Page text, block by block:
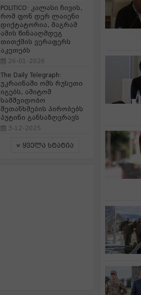
POLITICO: კალასი ჩივის,
რომ ფონ დერ ლაიენი
დიქტატორია, მაგრამ
ამის წინააღმდეგ
თითქმის ვერაფერს
აკეთებს
26-01-2026
The Daily Telegraph:
უკრაინაში ომს რუსეთი
იგებს, ამიტომ
სამშვიდობო
შეთანხმების პირობებს
პუტინი განსაზღვრავს
3-12-2025
ყველა სტატია